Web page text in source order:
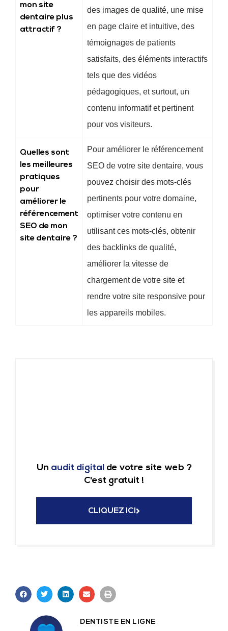
mon site
dentaire plus
attractif ?
des images de qualité, une mise
en page claire et intuitive, des
témoignages de patients
satisfaits, des éléments interactifs
tels que des vidéos
pédagogiques, et surtout, un
contenu informatif et pertinent
pour vos visiteurs.
Quelles sont
les meilleures
pratiques
pour
améliorer le
référencement
SEO de mon
site dentaire ?
Pour améliorer le référencement
SEO de votre site dentaire, vous
pouvez choisir des mots-clés
pertinents pour votre domaine,
optimiser votre contenu en
utilisant ces mots-clés, obtenir
des backlinks de qualité,
améliorer la vitesse de
chargement de votre site et
rendre votre site responsive pour
les appareils mobiles.
Un audit digitalde votre site web ?
C'est gratuit !
CLIQUEZ ICI
DENTISTE EN LIGNE